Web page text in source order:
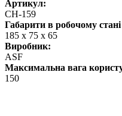
Артикул:
CH-159
Габарити в робочому
185 х 75 х 65
Виробник:
ASF
Максимальна вага
150